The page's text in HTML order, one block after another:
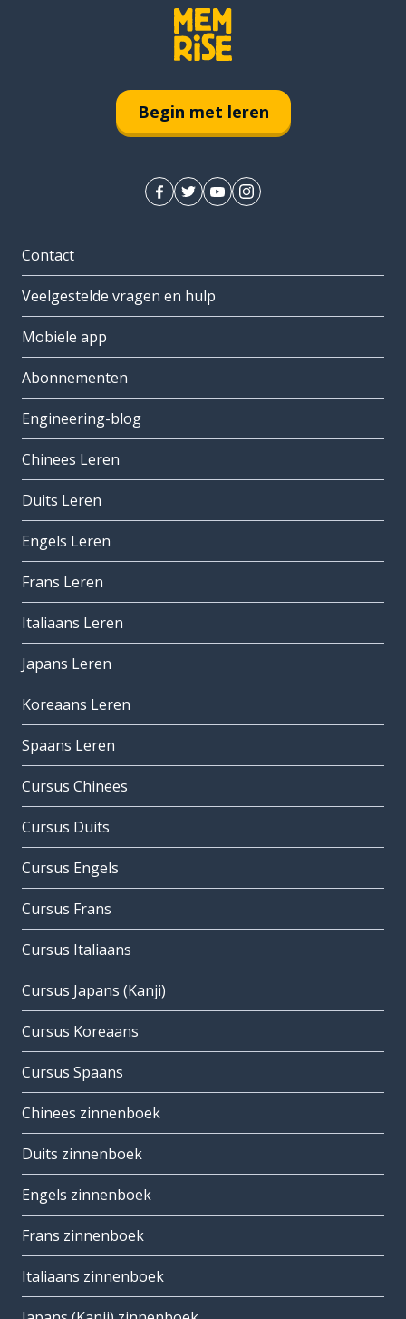
Begin met leren
Contact
Veelgestelde vragen en hulp
Mobiele app
Abonnementen
Engineering-blog
Chinees Leren
Duits Leren
Engels Leren
Frans Leren
Italiaans Leren
Japans Leren
Koreaans Leren
Spaans Leren
Cursus Chinees
Cursus Duits
Cursus Engels
Cursus Frans
Cursus Italiaans
Cursus Japans (Kanji)
Cursus Koreaans
Cursus Spaans
Chinees zinnenboek
Duits zinnenboek
Engels zinnenboek
Frans zinnenboek
Italiaans zinnenboek